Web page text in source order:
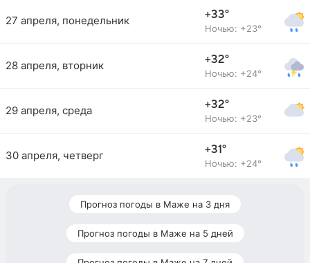
27 апреля, понедельник +33°
Ночью: +23°
28 апреля, вторник +32°
Ночью: +24°
29 апреля, среда +32°
Ночью: +23°
30 апреля, четверг +31°
Ночью: +24°
Прогноз погоды в Маже на 3 дня
Прогноз погоды в Маже на 5 дней